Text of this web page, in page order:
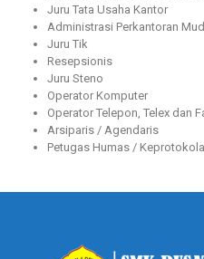
Juru Tata Usaha Kantor
Administrasi Perkantoran
Juru Tik
Resepsionis
Juru Steno
Operator Komputer
Operator Telepon, Telex dan
Arsiparis / Agendaris
Petugas Humas /